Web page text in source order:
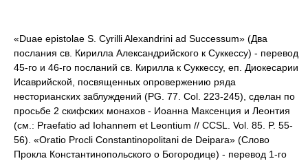
«Duae epistolae S. Cyrilli Alexandrini ad Successum» (Два
послания св. Кирилла Александрийского к Суккессу) - перевод
45-го и 46-го посланий св. Кирилла к Суккессу, еп. Диокесарии
Исаврийской, посвященных опровержению ряда
несторианских заблуждений (PG. 77. Col. 223-245), сделан по
просьбе 2 скифских монахов - Иоанна Максенция и Леонтия
(см.: Praefatio ad Iohannem et Leontium // CCSL. Vol. 85. P. 55-
56). «Oratio Procli Constantinopolitani de Deipara» (Слово
Прокла Константинопольского о Богородице) - перевод 1-го